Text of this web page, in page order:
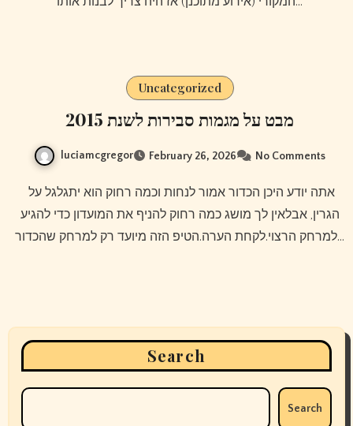
Uncategorized
מבט על מגמות סבירות לשנת 2015
luciamcgregor February 26, 2026 No Comments
אתה יודע היכן הכדור אמור לנחות וכמה רחוק הוא יתגלגל על ​​
הגרין, אבלאין לך מושג כמה רחוק להניף את המועדון כדי להגיע
למרחק הרצוי.לקחת הערה.הטיפ הזה מיועד רק למרחק שהכדור…
Search
Search